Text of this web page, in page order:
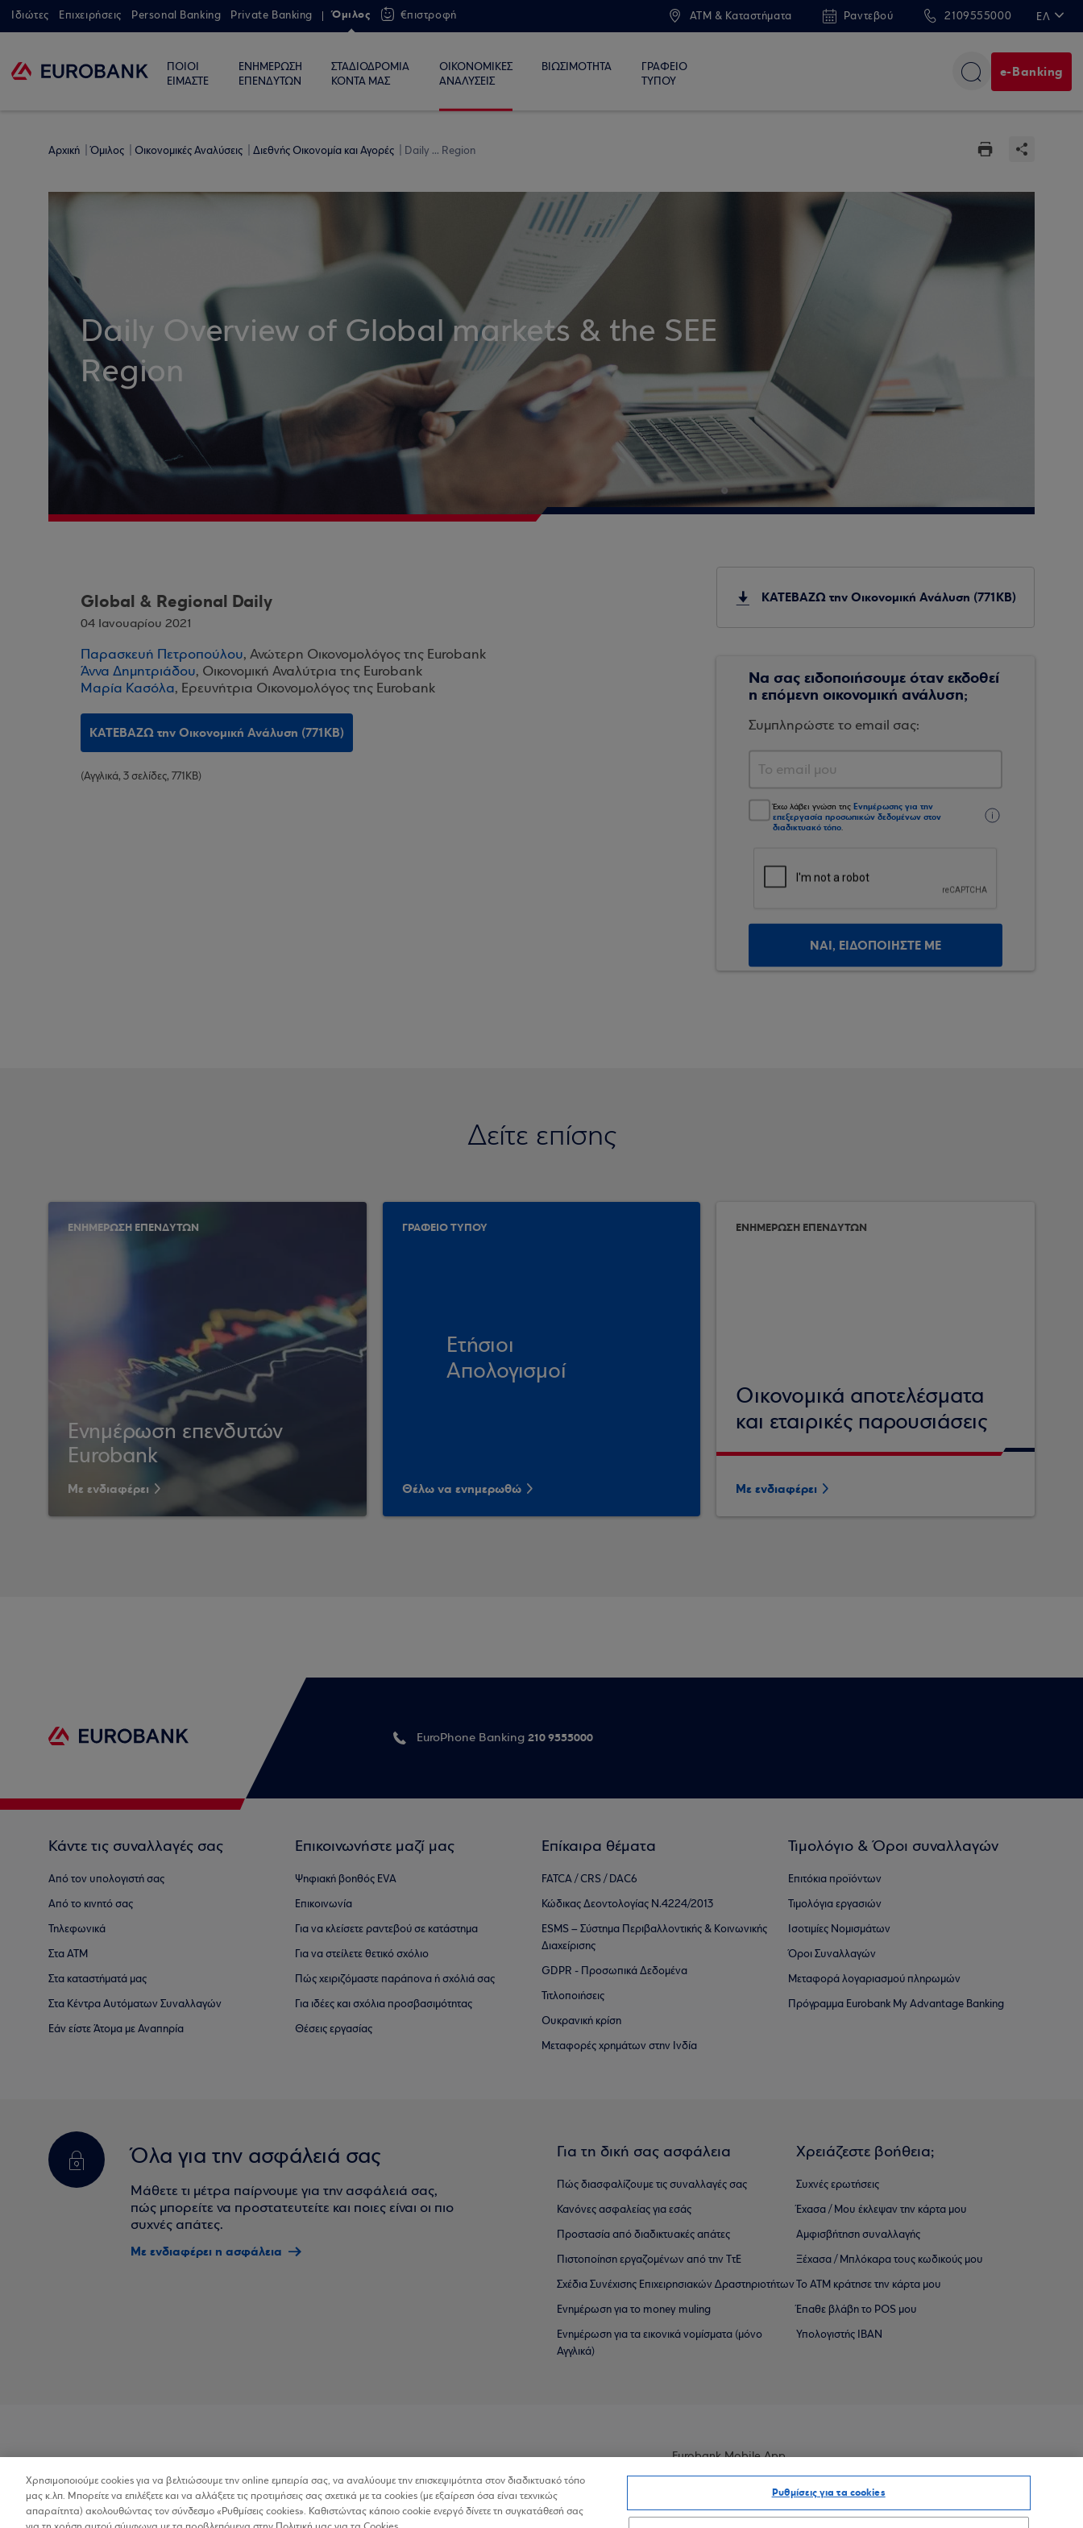
Ιδιώτες Επιχειρήσεις Personal Banking Private Banking Όμιλος €πιστροφή ATM & Καταστήματα Ραντεβού 2109555000 ΕΛ
ΠΟΙΟΙ
ΕΙΜΑΣΤΕ
ΕΝΗΜΕΡΩΣΗ
ΕΠΕΝΔΥΤΩΝ
ΣΤΑΔΙΟΔΡΟΜΙΑ
ΚΟΝΤΑ ΜΑΣ
ΟΙΚΟΝΟΜΙΚΕΣ
ΑΝΑΛΥΣΕΙΣ
ΒΙΩΣΙΜΟΤΗΤΑ
ΓΡΑΦΕΙΟ
ΤΥΠΟΥ
e-Banking
Αρχική Όμιλος Οικονομικές Αναλύσεις Διεθνής Οικονομία και Αγορές Daily ... Region
Daily Overview of Global markets & the SEE
Region
Global & Regional Daily
04 Ιανουαρίου 2021
Παρασκευή Πετροπούλου, Ανώτερη Οικονομολόγος της Eurobank
Άννα Δημητριάδου, Οικονομική Αναλύτρια της Eurobank
Μαρία Κασόλα, Ερευνήτρια Οικονομολόγος της Eurobank
ΚΑΤΕΒΑΖΩ την Οικονομική Ανάλυση (771KB)
(Αγγλικά, 3 σελίδες, 771ΚΒ)
ΚΑΤΕΒΑΖΩ την Οικονομική Ανάλυση (771KB)
Να σας ειδοποιήσουμε όταν εκδοθεί
η επόμενη οικονομική ανάλυση;
Συμπληρώστε το email σας:
Έχω λάβει γνώση της Ενημέρωσης για την
επεξεργασία προσωπικών δεδομένων στον
διαδικτυακό τόπο.
ΝΑΙ, ΕΙΔΟΠΟΙΗΣΤΕ ΜΕ
Δείτε επίσης
ΕΝΗΜΕΡΩΣΗ ΕΠΕΝΔΥΤΩΝ
Ενημέρωση επενδυτών
Eurobank
Με ενδιαφέρει
ΓΡΑΦΕΙΟ ΤΥΠΟΥ
Ετήσιοι
Απολογισμοί
Θέλω να ενημερωθώ
ΕΝΗΜΕΡΩΣΗ ΕΠΕΝΔΥΤΩΝ
Οικονομικά αποτελέσματα
και εταιρικές παρουσιάσεις
Με ενδιαφέρει
EuroPhone Banking 210 9555000
Κάντε τις συναλλαγές σας
Από τον υπολογιστή σας
Από το κινητό σας
Τηλεφωνικά
Στα ΑΤΜ
Στα καταστήματά μας
Στα Κέντρα Αυτόματων Συναλλαγών
Εάν είστε Άτομα με Αναπηρία
Επικοινωνήστε μαζί μας
Ψηφιακή βοηθός EVA
Επικοινωνία
Για να κλείσετε ραντεβού σε κατάστημα
Για να στείλετε θετικό σχόλιο
Πώς χειριζόμαστε παράπονα ή σχόλιά σας
Για ιδέες και σχόλια προσβασιμότητας
Θέσεις εργασίας
Επίκαιρα θέματα
FATCA / CRS / DAC6
Κώδικας Δεοντολογίας Ν.4224/2013
ESMS – Σύστημα Περιβαλλοντικής & Κοινωνικής
Διαχείρισης
GDPR - Προσωπικά Δεδομένα
Τιτλοποιήσεις
Ουκρανική κρίση
Μεταφορές χρημάτων στην Ινδία
Τιμολόγιο & Όροι συναλλαγών
Επιτόκια προϊόντων
Τιμολόγια εργασιών
Ισοτιμίες Νομισμάτων
Όροι Συναλλαγών
Μεταφορά λογαριασμού πληρωμών
Πρόγραμμα Eurobank My Advantage Banking
Όλα για την ασφάλειά σας
Μάθετε τι μέτρα παίρνουμε για την ασφάλειά σας,
πώς μπορείτε να προστατευτείτε και ποιες είναι οι πιο
συχνές απάτες.
Με ενδιαφέρει η ασφάλεια
Για τη δική σας ασφάλεια
Πώς διασφαλίζουμε τις συναλλαγές σας
Κανόνες ασφαλείας για εσάς
Προστασία από διαδικτυακές απάτες
Πιστοποίηση εργαζομένων από την ΤτΕ
Σχέδια Συνέχισης Επιχειρησιακών ∆ραστηριοτήτων
Ενημέρωση για το money muling
Ενημέρωση για τα εικονικά νομίσματα (μόνο
Αγγλικά)
Χρειάζεστε βοήθεια;
Συχνές ερωτήσεις
Έχασα / Μου έκλεψαν την κάρτα μου
Αμφισβήτηση συναλλαγής
Ξέχασα / Μπλόκαρα τους κωδικούς μου
Το ΑΤΜ κράτησε την κάρτα μου
Έπαθε βλάβη το POS μου
Υπολογιστής IBAN
Προσβασιμότητα
Eurobank Mobile App
Χρησιμοποιούμε cookies για να βελτιώσουμε την online εμπειρία σας, να αναλύουμε την επισκεψιμότητα στον διαδικτυακό τόπο
μας κ.λπ. Μπορείτε να επιλέξετε και να αλλάξετε τις προτιμήσεις σας σχετικά με τα cookies (με εξαίρεση όσα είναι τεχνικώς
απαραίτητα) ακολουθώντας τον σύνδεσμο «Ρυθμίσεις cookies». Καθιστώντας κάποιο cookie ενεργό δίνετε τη συγκατάθεσή σας
Ρυθμίσεις για τα cookies